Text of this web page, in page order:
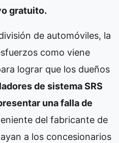
gratuito.
de automóviles, la
como viene
lograr que los dueños
de sistema SRS
una falla de
del fabricante de
a los concesionarios